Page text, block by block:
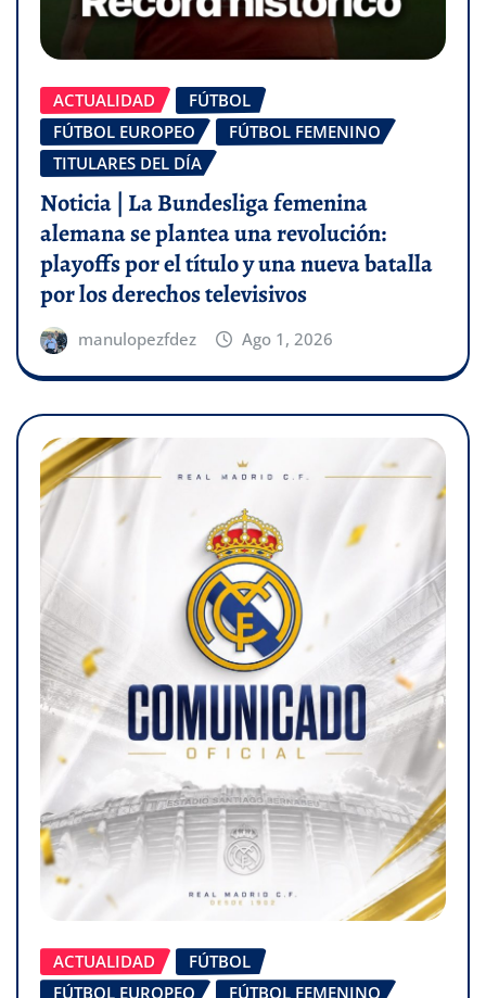
ACTUALIDAD
FÚTBOL
FÚTBOL EUROPEO
FÚTBOL FEMENINO
TITULARES DEL DÍA
Noticia | La Bundesliga femenina
alemana se plantea una revolución:
playoffs por el título y una nueva batalla
por los derechos televisivos
manulopezfdez Ago 1, 2026
ACTUALIDAD
FÚTBOL
FÚTBOL EUROPEO
FÚTBOL FEMENINO